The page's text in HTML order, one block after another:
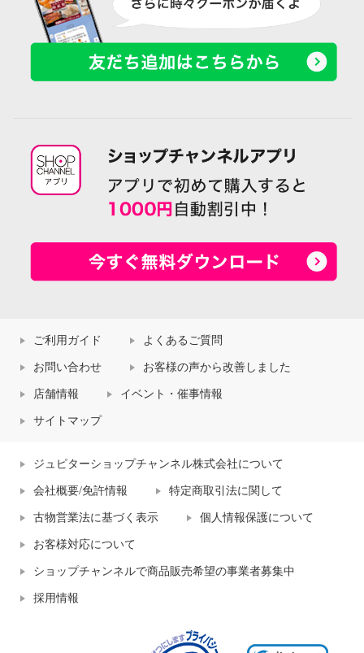
ご利用ガイド よくあるご質問
お問い合わせ お客様の声から改善しました
店舗情報 イベント・催事情報
サイトマップ
ジュピターショップチャンネル株式会社について
会社概要/免許情報 特定商取引法に関して
古物営業法に基づく表示 個人情報保護について
お客様対応について
ショップチャンネルで商品販売希望の事業者募集中
採用情報